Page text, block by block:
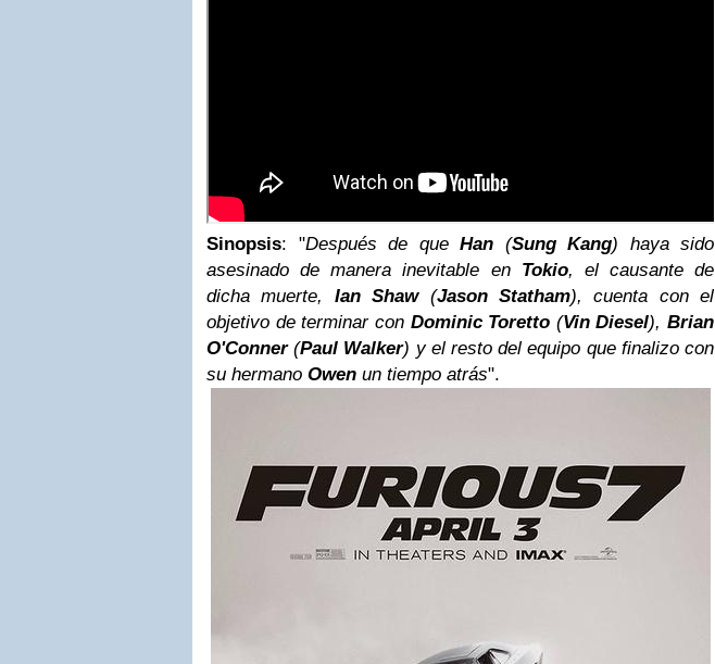
Sinopsis: "Después de que Han (Sung Kang) haya sido
asesinado de manera inevitable en Tokio, el causante de
dicha muerte, Ian Shaw(Jason Statham), cuenta con el
objetivo de terminar con Dominic Toretto (Vin Diesel), Brian
O'Conner(Paul Walker) y el resto del equipo que finalizo con
su hermano Owen un tiempo atrás".